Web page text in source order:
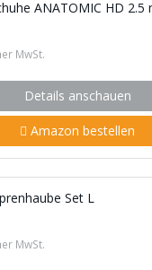
ANATOMIC HD 2.5
MwSt.
Details anschauen
Amazon bestellen
Set L
MwSt.